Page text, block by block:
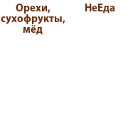
Орехи,
сухофрукты,
мёд
НеЕда